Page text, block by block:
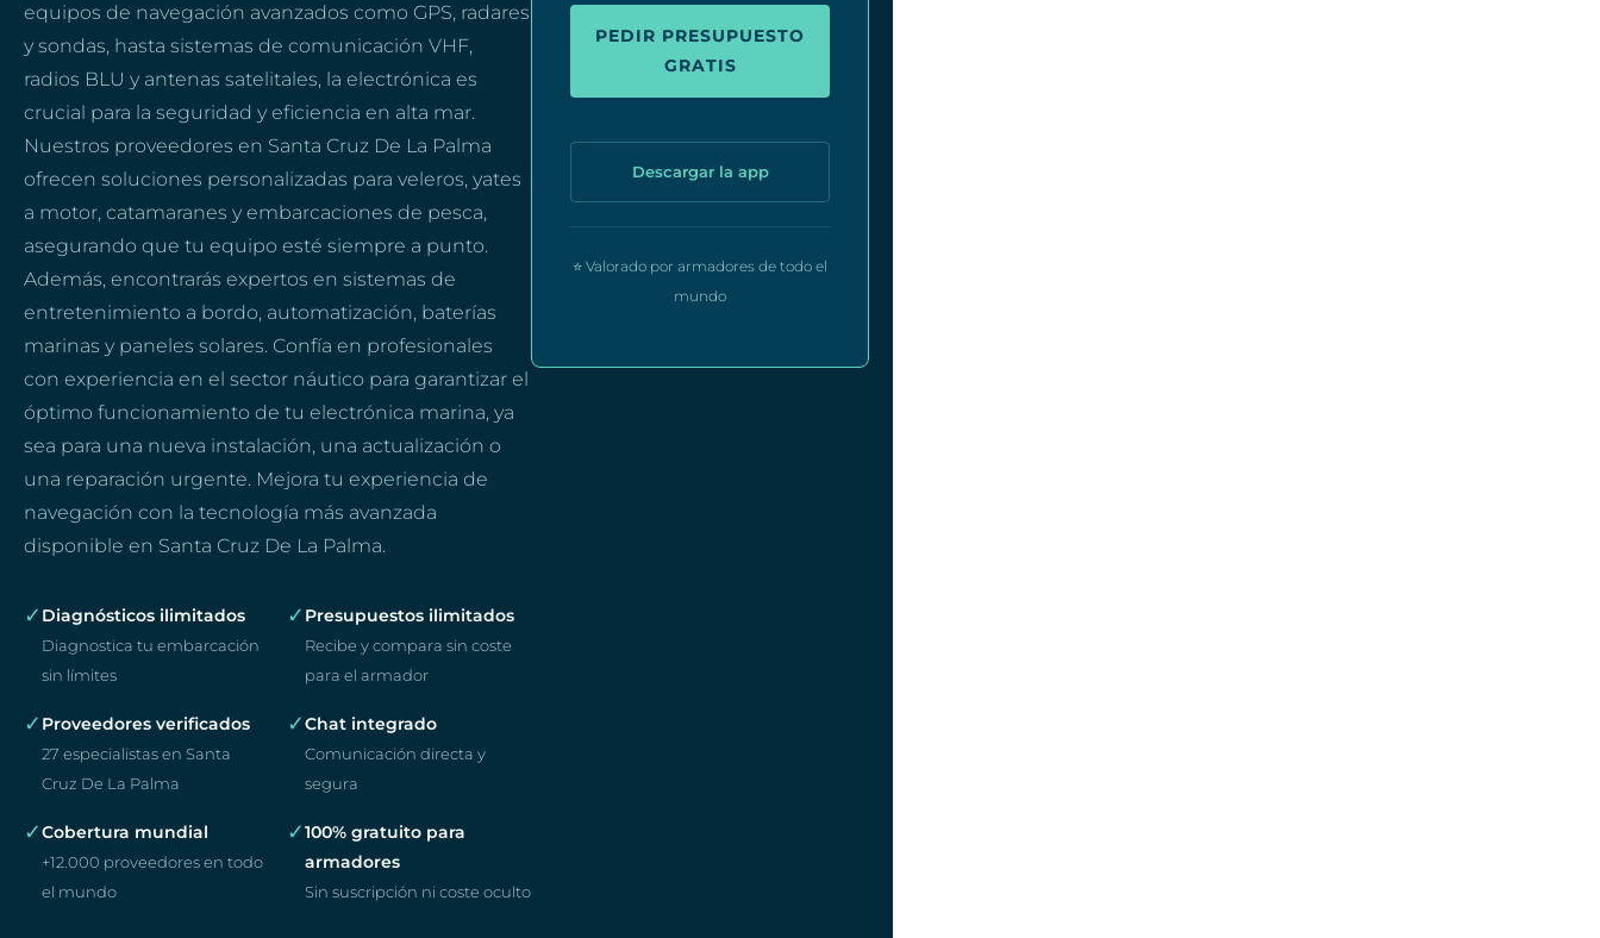
equipos de navegación avanzados como GPS, radares
y sondas, hasta sistemas de comunicación VHF,
radios BLU y antenas satelitales, la electrónica es
crucial para la seguridad y eficiencia en alta mar.
Nuestros proveedores en Santa Cruz De La Palma
ofrecen soluciones personalizadas para veleros, yates
a motor, catamaranes y embarcaciones de pesca,
asegurando que tu equipo esté siempre a punto.
Además, encontrarás expertos en sistemas de
entretenimiento a bordo, automatización, baterías
marinas y paneles solares. Confía en profesionales
con experiencia en el sector náutico para garantizar el
óptimo funcionamiento de tu electrónica marina, ya
sea para una nueva instalación, una actualización o
una reparación urgente. Mejora tu experiencia de
navegación con la tecnología más avanzada
disponible en Santa Cruz De La Palma.
✓ Diagnósticos ilimitados
Diagnostica tu embarcación
sin límites
✓ Presupuestos ilimitados
Recibe y compara sin coste
para el armador
✓ Proveedores verificados
27 especialistas en Santa
Cruz De La Palma
✓Chat integrado
Comunicación directa y
segura
✓Cobertura mundial
+12.000 proveedores en todo
el mundo
✓100% gratuito para
armadores
Sin suscripción ni coste oculto
PEDIR PRESUPUESTO
GRATIS
Descargar la app
⭐ Valorado por armadores de todo el
mundo